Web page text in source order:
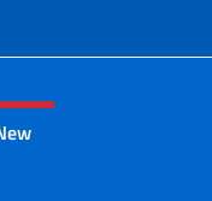
menù